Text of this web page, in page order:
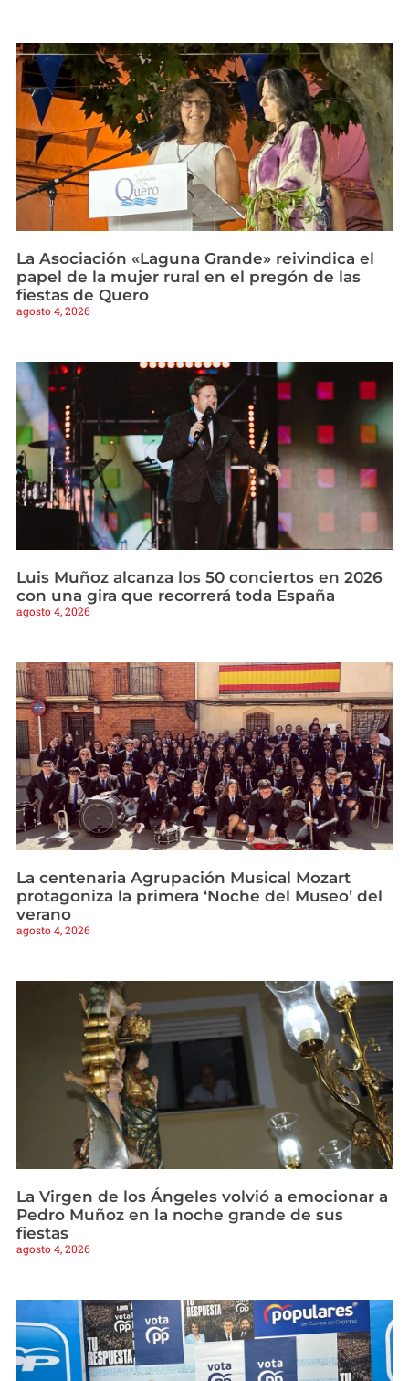
La Asociación «Laguna Grande» reivindica el
papel de la mujer rural en el pregón de las
fiestas de Quero
agosto 4, 2026
Luis Muñoz alcanza los 50 conciertos en 2026
con una gira que recorrerá toda España
agosto 4, 2026
La centenaria Agrupación Musical Mozart
protagoniza la primera ‘Noche del Museo’ del
verano
agosto 4, 2026
La Virgen de los Ángeles volvió a emocionar a
Pedro Muñoz en la noche grande de sus
fiestas
agosto 4, 2026